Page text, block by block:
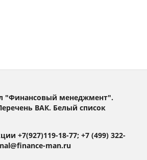
"Финансовый менеджмент".
ВАК. Белый список
+7(927)119-18-77; +7 (499) 322-
man.ru